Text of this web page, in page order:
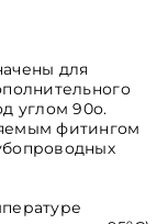
для
углом 90о.
фитингом